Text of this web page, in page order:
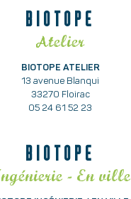
BIOTOPE
Atelier
BIOTOPE ATELIER
13 avenue Blanqui
33270 Floirac
05 24 61 52 23
BIOTOPE
- En ville